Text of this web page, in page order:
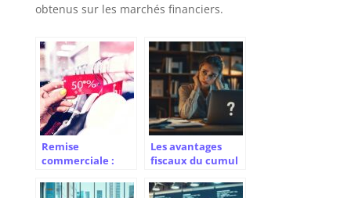
obtenus sur les marchés financiers.
Remise
commerciale :
calcul pour fixer
Les avantages
fiscaux du cumul
entrepreneur et